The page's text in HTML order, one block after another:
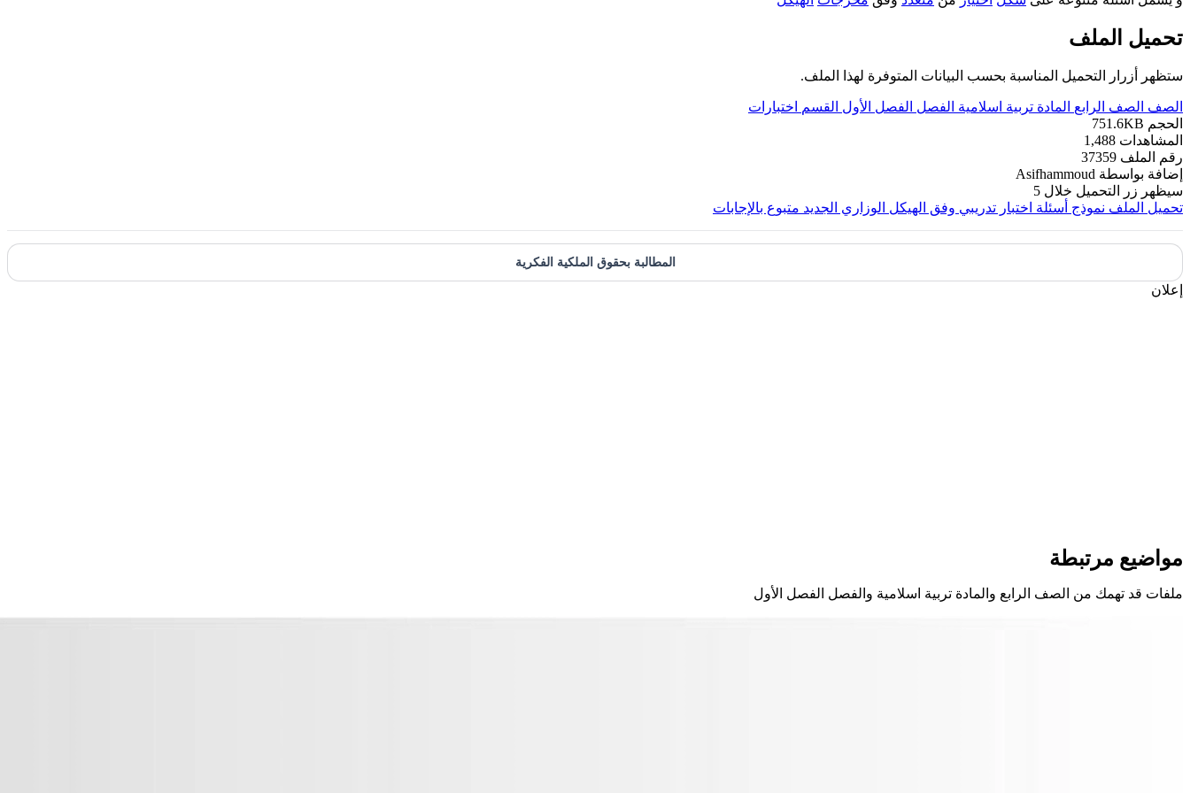
تحميل الملف
ستظهر أزرار التحميل المناسبة بحسب البيانات المتوفرة لهذا الملف.
الصف الصف الرابع المادة تربية اسلامية الفصل الفصل الأول القسم اختبارات
الحجم 751.6KB
المشاهدات 1,488
رقم الملف 37359
إضافة بواسطة Asifhammoud
سيظهر زر التحميل خلال 5
تحميل الملف نموذج أسئلة اختبار تدريبي وفق الهيكل الوزاري الجديد متبوع بالإجابات
المطالبة بحقوق الملكية الفكرية
إعلان
مواضيع مرتبطة
ملفات قد تهمك من الصف الرابع والمادة تربية اسلامية والفصل الفصل الأول